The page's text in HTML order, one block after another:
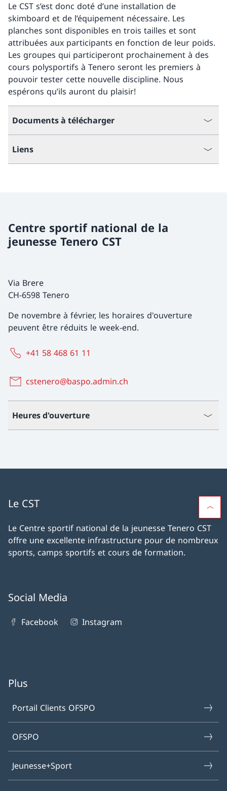
Le CST s’est donc doté d’une installation de
skimboard et de l’équipement nécessaire. Les
planches sont disponibles en trois tailles et sont
attribuées aux participants en fonction de leur poids.
Les groupes qui participeront prochainement à des
cours polysportifs à Tenero seront les premiers à
pouvoir tester cette nouvelle discipline. Nous
espérons qu’ils auront du plaisir!
Documents à télécharger
Liens
Centre sportif national de la
jeunesse Tenero CST
Via Brere
CH-6598 Tenero
De novembre à février, les horaires d'ouverture
peuvent être réduits le week-end.
+41 58 468 61 11
cstenero@baspo.admin.ch
Heures d'ouverture
Le CST
Le Centre sportif national de la jeunesse Tenero CST
offre une excellente infrastructure pour de nombreux
sports, camps sportifs et cours de formation.
Social Media
Facebook Instagram
Plus
Portail Clients OFSPO
OFSPO
Jeunesse+Sport